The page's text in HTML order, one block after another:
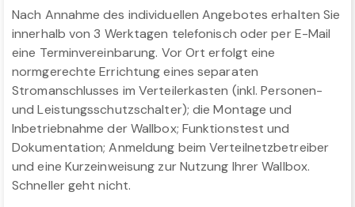
Nach Annahme des individuellen Angebotes erhalten Sie
innerhalb von 3 Werktagen telefonisch oder per E-Mail
eine Terminvereinbarung. Vor Ort erfolgt eine
normgerechte Errichtung eines separaten
Stromanschlusses im Verteilerkasten (inkl. Personen-
und Leistungsschutzschalter); die Montage und
Inbetriebnahme der Wallbox; Funktionstest und
Dokumentation; Anmeldung beim Verteilnetzbetreiber
und eine Kurzeinweisung zur Nutzung Ihrer Wallbox.
Schneller geht nicht.